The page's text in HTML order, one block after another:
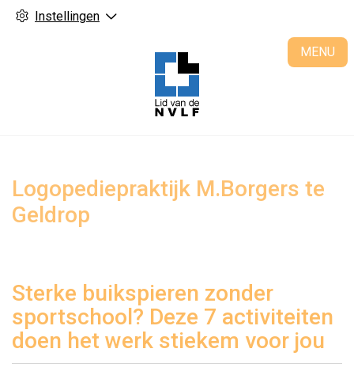
Instellingen
MENU
Logopediepraktijk M.Borgers te
Geldrop
Sterke buikspieren zonder
sportschool? Deze 7 activiteiten
doen het werk stiekem voor jou